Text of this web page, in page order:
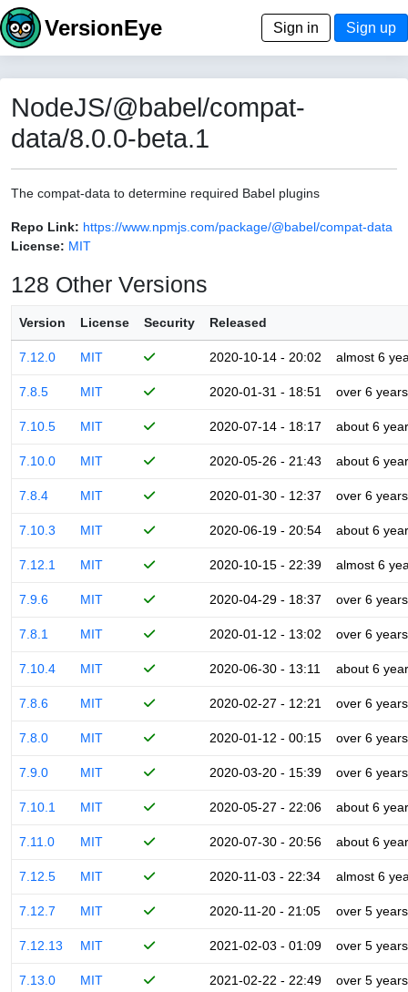
VersionEye Sign in Sign up
NodeJS/@babel/compat-
data/8.0.0-beta.1
The compat-data to determine required Babel plugins
Repo Link: https://www.npmjs.com/package/@babel/compat-data
License: MIT
128 Other Versions
Version License Security Released
7.12.0 MIT 2020-10-14 - 20:02 almost 6
7.8.5 MIT 2020-01-31 - 18:51 over 6 years
7.10.5 MIT 2020-07-14 - 18:17 about 6
7.10.0 MIT 2020-05-26 - 21:43 about 6
7.8.4 MIT 2020-01-30 - 12:37 over 6 years
7.10.3 MIT 2020-06-19 - 20:54 about 6
7.12.1 MIT 2020-10-15 - 22:39 almost 6
7.9.6 MIT 2020-04-29 - 18:37 over 6 years
7.8.1 MIT 2020-01-12 - 13:02 over 6 years
7.10.4 MIT 2020-06-30 - 13:11 about 6
7.8.6 MIT 2020-02-27 - 12:21 over 6 years
7.8.0 MIT 2020-01-12 - 00:15 over 6 years
7.9.0 MIT 2020-03-20 - 15:39 over 6 years
7.10.1 MIT 2020-05-27 - 22:06 about 6
7.11.0 MIT 2020-07-30 - 20:56 about 6
7.12.5 MIT 2020-11-03 - 22:34 almost 6
7.12.7 MIT 2020-11-20 - 21:05 over 5 years
7.12.13 MIT 2021-02-03 - 01:09 over 5 years
7.13.0 MIT 2021-02-22 - 22:49 over 5 years